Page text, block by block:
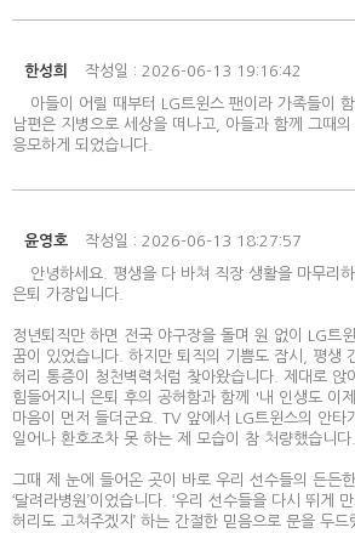
한성희 작성일 : 2026-06-13 19:16:42
아들이 어릴 때부터 LG트윈스 팬이라 가족들이
남편은 지병으로 세상을 떠나고, 아들과 함께 그때
응모하게 되었습니다.
윤영호 작성일 : 2026-06-13 18:27:57
안녕하세요. 평생을 다 바쳐 직장 생활을 마무리
은퇴 가장입니다.
정년퇴직만 하면 전국 야구장을 돌며 원 없이 LG트
꿈이 있었습니다. 하지만 퇴직의 기쁨도 잠시, 평생
허리 통증이 청천벽력처럼 찾아왔습니다. 제대로 앉
힘들어지니 은퇴 후의 공허함과 함께 '내 인생도 이
마음이 먼저 들더군요. TV 앞에서 LG트윈스의 안타
일어나 환호조차 못 하는 제 모습이 참 처량했습니다.
그때 제 눈에 들어온 곳이 바로 우리 선수들의 든든
‘달려라병원’이었습니다. ‘우리 선수들을 다시 뛰게
허리도 고쳐주겠지’ 하는 간절한 믿음으로 문을 두